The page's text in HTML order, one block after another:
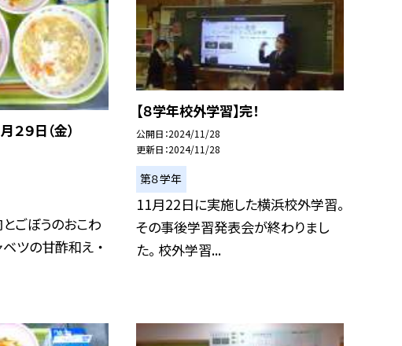
２９日（金）
ごぼうのおこわ
ベツの甘酢和え ・
【８学年校外学習】完！
公開日 2024/11/28
更新日 2024/11/28
第８学年
11月22日に実施した横浜校外学習。
その事後学習発表会が終わりまし
た。 校外学習...